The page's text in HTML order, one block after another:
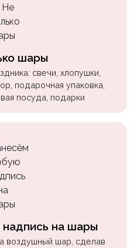
шары
свечи, хлопушки,
подарочная упаковка,
посуда, подарки
на шары
воздушный шар, сделав